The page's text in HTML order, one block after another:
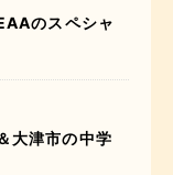
のスペシャ
大津市の中学